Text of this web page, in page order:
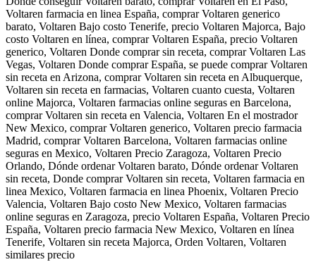
Voltaren farmacia en linea España, comprar Voltaren generico
barato, Voltaren Bajo costo Tenerife, precio Voltaren Majorca, Bajo
costo Voltaren en línea, comprar Voltaren España, precio Voltaren
generico, Voltaren Donde comprar sin receta, comprar Voltaren Las
Vegas, Voltaren Donde comprar España, se puede comprar Voltaren
sin receta en Arizona, comprar Voltaren sin receta en Albuquerque,
Voltaren sin receta en farmacias, Voltaren cuanto cuesta, Voltaren
online Majorca, Voltaren farmacias online seguras en Barcelona,
comprar Voltaren sin receta en Valencia, Voltaren En el mostrador
New Mexico, comprar Voltaren generico, Voltaren precio farmacia
Madrid, comprar Voltaren Barcelona, Voltaren farmacias online
seguras en Mexico, Voltaren Precio Zaragoza, Voltaren Precio
Orlando, Dónde ordenar Voltaren barato, Dónde ordenar Voltaren
sin receta, Donde comprar Voltaren sin receta, Voltaren farmacia en
linea Mexico, Voltaren farmacia en linea Phoenix, Voltaren Precio
Valencia, Voltaren Bajo costo New Mexico, Voltaren farmacias
online seguras en Zaragoza, precio Voltaren España, Voltaren Precio
España, Voltaren precio farmacia New Mexico, Voltaren en línea
Tenerife, Voltaren sin receta Majorca, Orden Voltaren, Voltaren
similares precio